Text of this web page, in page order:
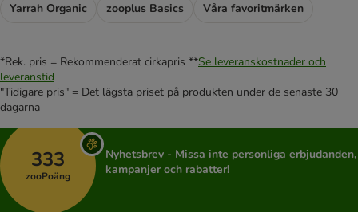
Yarrah Organic
zooplus Basics Våra favoritmärken
*Rek. pris = Rekommenderat cirkapris **Se leveranskostnader och
leveranstid
"Tidigare pris" = Det lägsta priset på produkten under de senaste 30
dagarna
333
zooPoäng
Nyhetsbrev - Missa inte personliga erbjudanden,
kampanjer och rabatter!